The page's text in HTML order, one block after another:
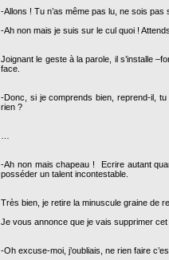
-Allons ! Tu n’as même pas lu, ne sois
-Ah non mais je suis sur le cul quoi !
Joignant le geste à la parole, il s’installe
face.
-Donc, si je comprends bien, reprend-il,
rien ?
-Ah non mais chapeau ! Ecrire autant
posséder un talent incontestable.
Très bien, je retire la minuscule graine de
Je vous annonce que je vais supprimer
-Oh excuse-moi, j’oubliais, ne rien faire